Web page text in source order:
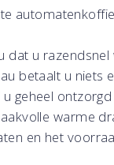
dat u
betaalt u niets
geheel
warme
en het